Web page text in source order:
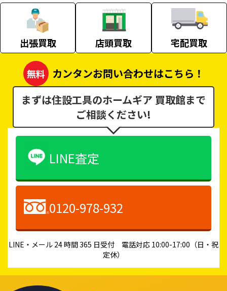
出張買取 店頭買取 宅配買取
無料
カンタンお問い合わせはこちら！
まずは住設工具のホームギア 買取館まで
ご相談ください!
LINE査定
0120-978-932
LINE・メール 24 時間 365 日受付 電話対応 10:00-17:00（日・祝
定休）